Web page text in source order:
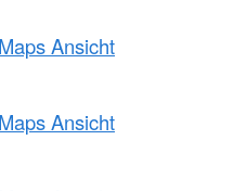
Ansicht
Ansicht